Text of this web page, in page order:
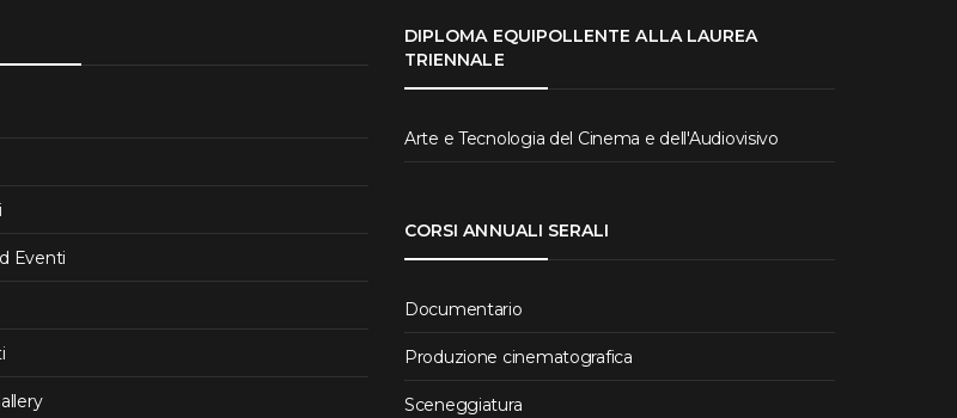
Eventi
DIPLOMA EQUIPOLLENTE ALLA LAUREA
TRIENNALE
Arte e Tecnologia del Cinema e dell'Audiovisivo
CORSI ANNUALI SERALI
Documentario
Produzione cinematografica
Sceneggiatura